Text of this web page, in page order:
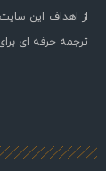
از اهداف این
ترجمه حرفه ای